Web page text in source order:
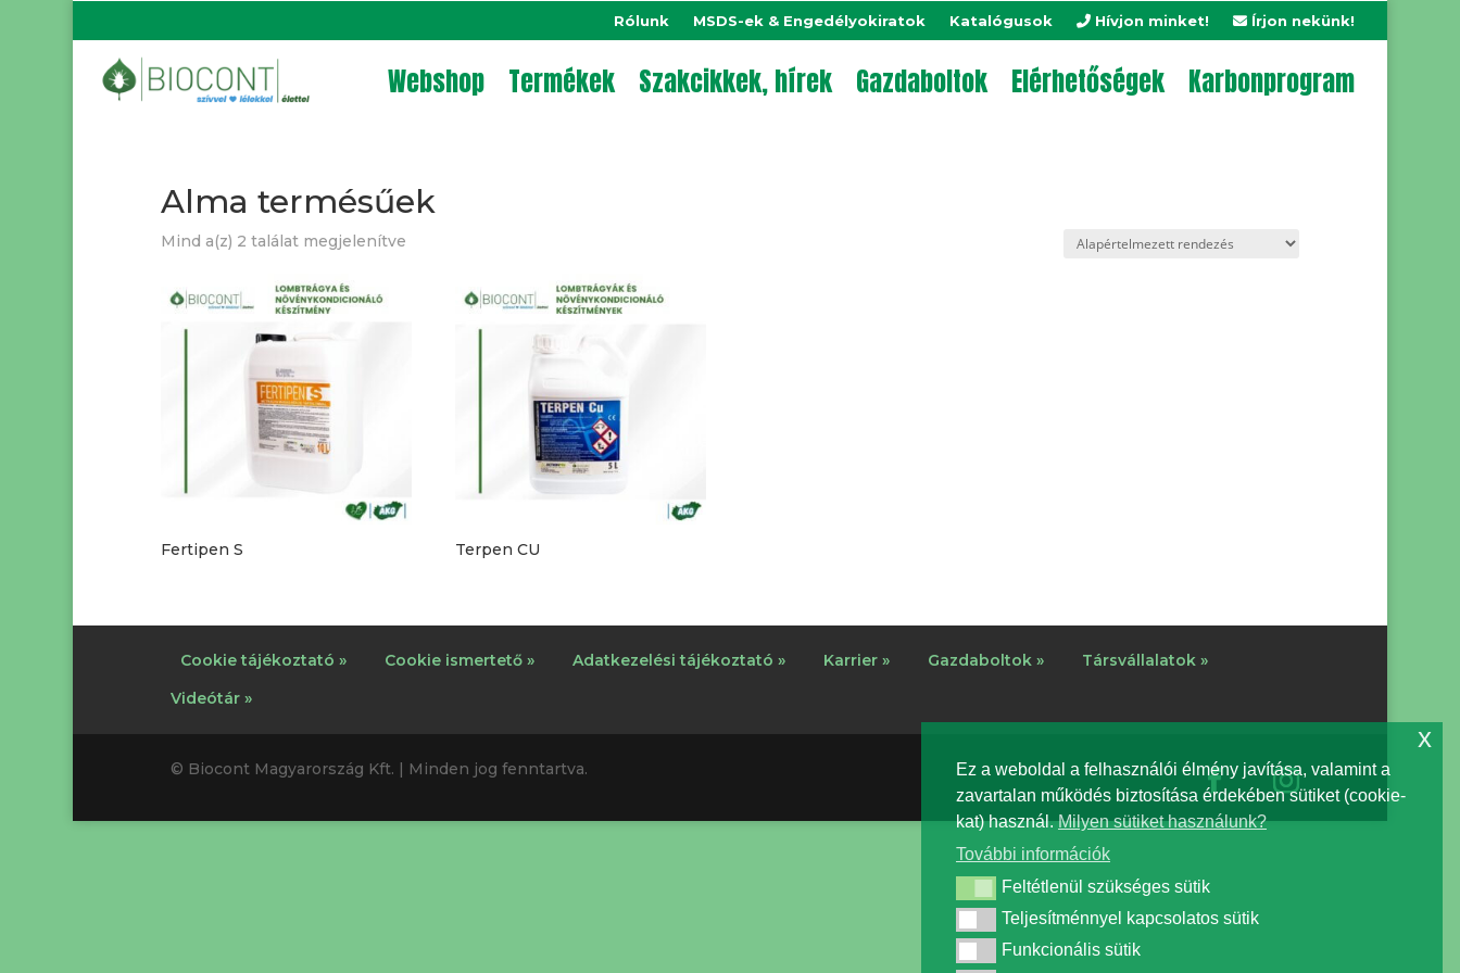
Ez a weboldal a felhasználói élmény javítása, valamint a
zavartalan működés biztosítása érdekében sütiket (cookie-
kat) használ.Milyen sütiket használunk?
További információk
Feltétlenül szükséges sütik
Feltétlenül szükséges sütik
Teljesítménnyel kapcsolatos sütik
Teljesítménnyel kapcsolatos sütik
Funkcionális sütik
Funkcionális sütik
x
Rólunk MSDS-ek & Engedélyokiratok Katalógusok Hívjon minket! Írjon nekünk!
Webshop Termékek Szakcikkek, hírek Gazdaboltok Elérhetőségek Karbonprogram
Alma termésűek
Mind a(z) 2 találat megjelenítve
Fertipen S Terpen CU
Cookie tájékoztató » Cookie ismertető » Adatkezelési tájékoztató » Karrier » Gazdaboltok »
Társvállalatok »
Videótár »
© Biocont Magyarország Kft. | Minden jog fenntartva.